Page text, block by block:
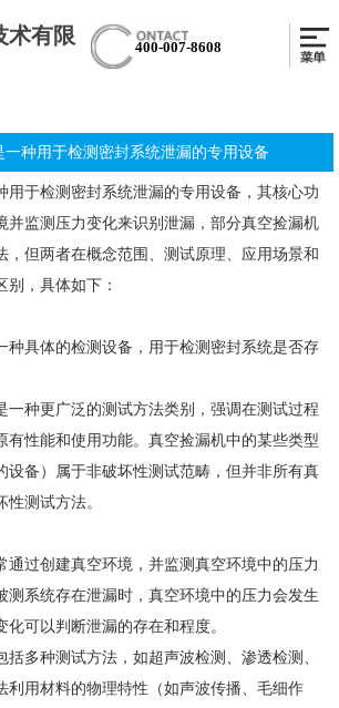
术有限
400-007-8608
一种用于检测密封系统泄漏的专用设备
于检测密封系统泄漏的专用设备，其核心功
并监测压力变化来识别泄漏，部分真空捡漏机
，但两者在概念范围、测试原理、应用场景和
别，具体如下：
具体的检测设备，用于检测密封系统是否存
种更广泛的测试方法类别，强调在测试过程
有性能和使用功能。真空捡漏机中的某些类型
设备）属于非破坏性测试范畴，但并非所有真
测试方法。
过创建真空环境，并监测真空环境中的压力
测系统存在泄漏时，真空环境中的压力会发生
可以判断泄漏的存在和程度。
多种测试方法，如超声波检测、渗透检测、
利用材料的物理特性（如声波传播、毛细作